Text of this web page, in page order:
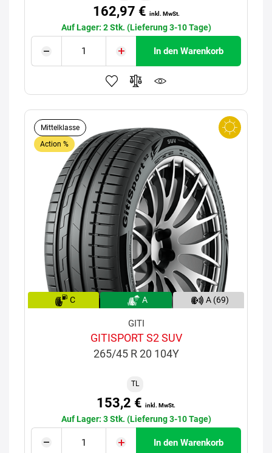
162,97 € inkl. MwSt.
Auf Lager: 2 Stk. (Lieferung 3-10 Tage)
In den Warenkorb
Mittelklasse
Action %
C A A (69)
GITI
GITISPORT S2 SUV
265/45 R 20 104Y
TL
153,2 € inkl. MwSt.
Auf Lager: 3 Stk. (Lieferung 3-10 Tage)
In den Warenkorb